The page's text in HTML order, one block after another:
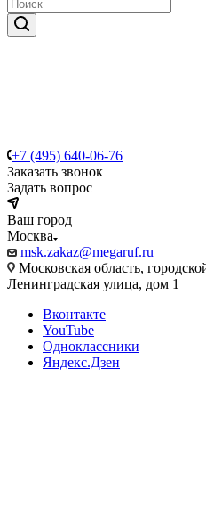
+7 (495) 640-06-76
Заказать звонок
Задать вопрос
Ваш город
Москва
msk.zakaz@megaruf.ru
Московская область,
Ленинградская улица, дом 1
Вконтакте
YouTube
Одноклассники
Яндекс.Дзен